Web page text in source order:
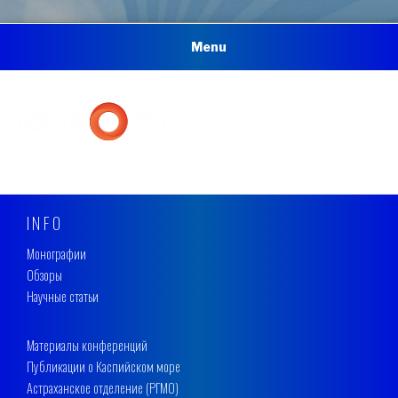
Menu
INFO
Монографии
Обзоры
Научные статьи
Материалы конференций
Публикации о Каспийском море
Астраханское отделение (РГМО)